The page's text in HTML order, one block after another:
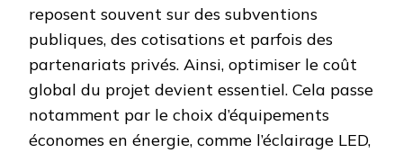
reposent souvent sur des subventions
publiques, des cotisations et parfois des
partenariats privés. Ainsi, optimiser le coût
global du projet devient essentiel. Cela passe
notamment par le choix d’équipements
économes en énergie, comme l’éclairage LED,